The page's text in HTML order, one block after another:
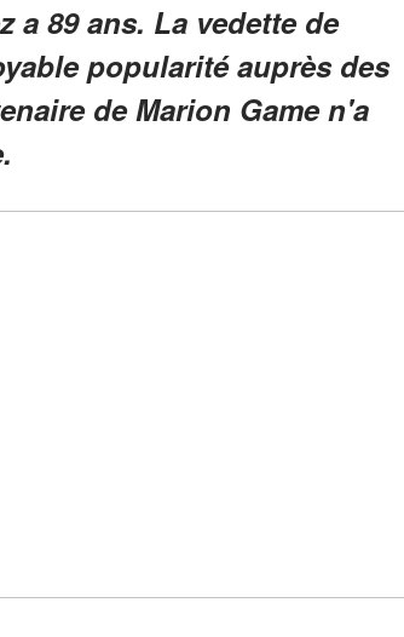
a 89 ans. La vedette de
popularité auprès des
de Marion Game n'a